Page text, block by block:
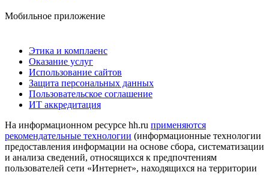
Мобильное приложение
Этика и комплаенс
Оказание услуг
Использование сайтов
Защита персональных данных
Пользовательское соглашение
ИТ аккредитация
На информационном ресурсе hh.ru применяются
рекомендательные технологии (информационные технологии
предоставления информации на основе сбора, систематизации
и анализа сведений, относящихся к предпочтениям
пользователей сети «Интернет», находящихся на территории